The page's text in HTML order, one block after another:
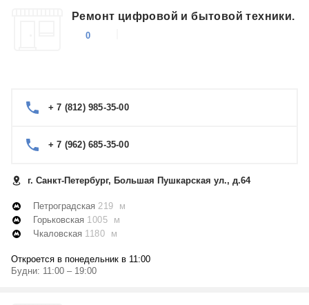
Ремонт цифровой и бытовой техники.
0
+ 7 (812) 985-35-00
+ 7 (962) 685-35-00
г. Санкт-Петербург, Большая Пушкарская ул., д.64
Петроградская 219 м
Горьковская 1005 м
Чкаловская 1180 м
Откроется в понедельник в 11:00
Будни: 11:00 – 19:00